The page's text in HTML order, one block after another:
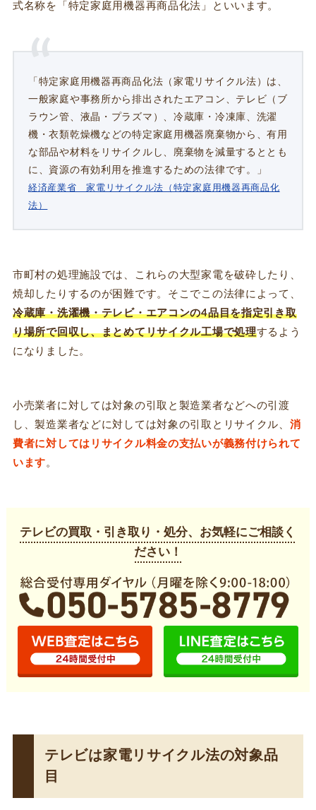
式名称を「特定家庭用機器再商品化法」といいます。
「特定家庭用機器再商品化法（家電リサイクル法）は、
一般家庭や事務所から排出されたエアコン、テレビ（ブ
ラウン管、液晶・プラズマ）、冷蔵庫・冷凍庫、洗濯
機・衣類乾燥機などの特定家庭用機器廃棄物から、有用
な部品や材料をリサイクルし、廃棄物を減量するととも
に、資源の有効利用を推進するための法律です。」
経済産業省 家電リサイクル法（特定家庭用機器再商品化
法）
市町村の処理施設では、これらの大型家電を破砕したり、
焼却したりするのが困難です。そこでこの法律によって、
冷蔵庫・洗濯機・テレビ・エアコンの4品目を指定引き取
り場所で回収し、まとめてリサイクル工場で処理するよう
になりました。
小売業者に対しては対象の引取と製造業者などへの引渡
し、製造業者などに対しては対象の引取とリサイクル、 消
費者に対してはリサイクル料金の支払いが義務付けられて
います 。
テレビの買取・引き取り・処分、お気軽にご相談く
ださい！
テレビは家電リサイクル法の対象品
目